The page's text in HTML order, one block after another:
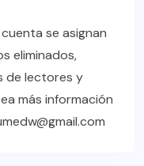
se asignan
eliminados,
de lectores y
más información